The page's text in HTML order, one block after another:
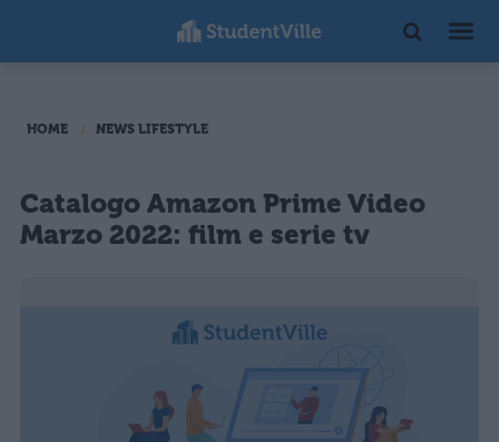
HOME NEWS LIFESTYLE
Catalogo Amazon Prime Video
Marzo 2022: film e serie tv